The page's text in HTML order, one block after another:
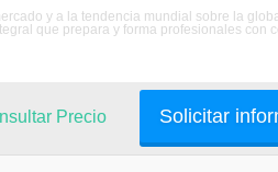
y a la tendencia mundial sobre la
que prepara y forma profesionales con
Solicitar
Precio